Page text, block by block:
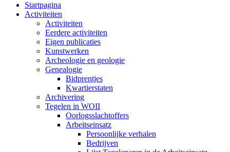
Startpagina
Activiteiten
Activiteiten
Eerdere activiteiten
Eigen publicaties
Kunstwerken
Archeologie en geologie
Genealogie
Bidprentjes
Kwartierstaten
Archivering
Tegelen in WOII
Oorlogsslachtoffers
Arbeitseinsatz
Persoonlijke verhalen
Bedrijven